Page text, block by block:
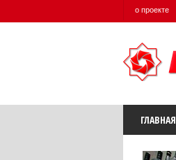
о проекте
ГЛАВНАЯ